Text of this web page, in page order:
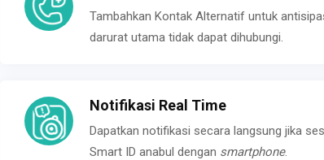
Tambahkan Kontak Alternatif untuk
darurat utama tidak dapat dihubungi.
Notifikasi Real Time
Dapatkan notifikasi secara langsung jika
Smart ID anabul dengan smartphone.